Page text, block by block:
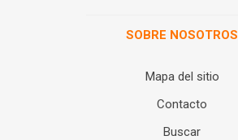
SOBRE NOSOTROS
Mapa del sitio
Contacto
Buscar